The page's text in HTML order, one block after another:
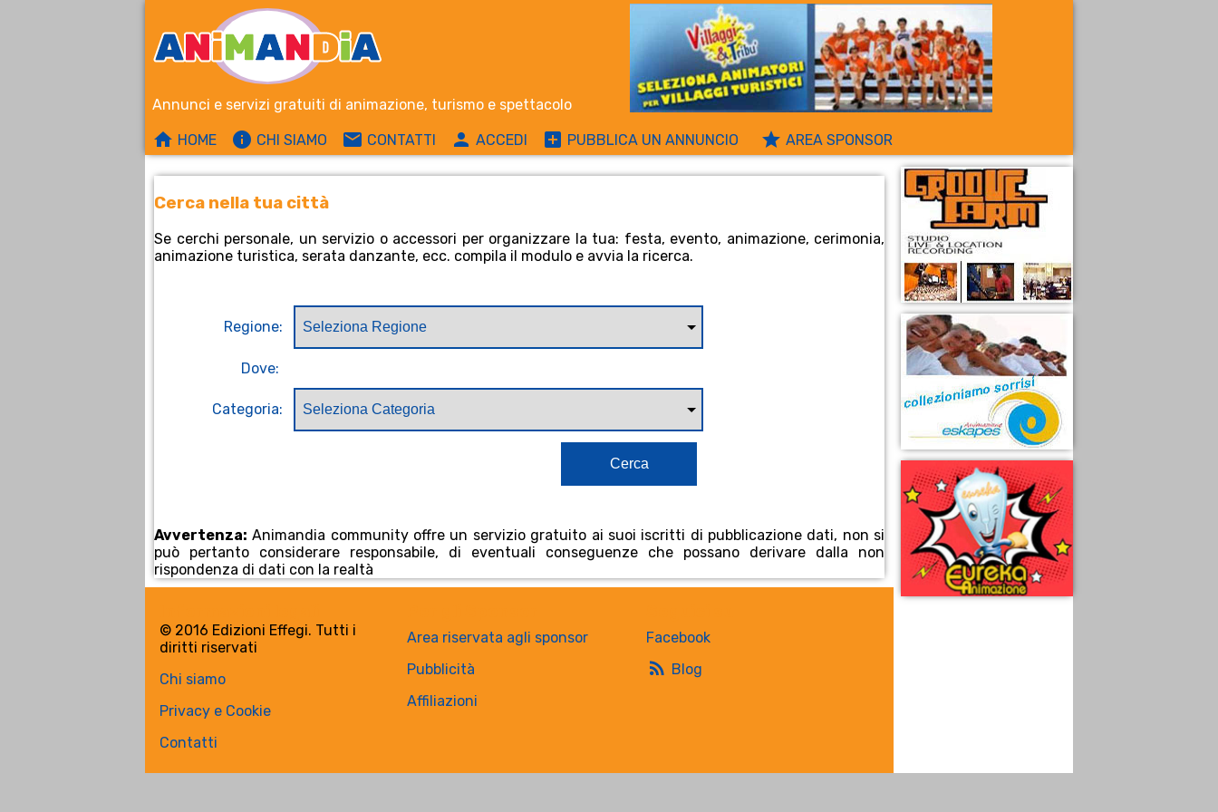
Annunci e servizi gratuiti di animazione, turismo e spettacolo
home HOME info CHI SIAMO email CONTATTI person ACCEDI add_box PUBBLICA UN ANNUNCIO grade AREA SPONSOR
Cerca nella tua città
Se cerchi personale, un servizio o accessori per organizzare la tua: festa, evento, animazione, cerimonia,
animazione turistica, serata danzante, ecc. compila il modulo e avvia la ricerca.
Regione:
Dove:
Categoria:
Cerca
Avvertenza: Animandia community offre un servizio gratuito ai suoi iscritti di pubblicazione dati, non si
può pertanto considerare responsabile, di eventuali conseguenze che possano derivare dalla non
rispondenza di dati con la realtà
© 2016 Edizioni Effegi. Tutti i
diritti riservati
Chi siamo
Privacy e Cookie
Contatti
Area riservata agli sponsor
Pubblicità
Affiliazioni
Facebook
rss_feed Blog